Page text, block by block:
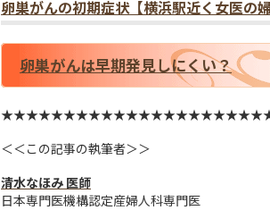
卵巣がんの初期症状【横浜駅近く女医の
卵巣がんは早期発見しにくい？
＜＜この記事の執筆者＞＞
清水なほみ 医師
日本専門医機構認定産婦人科専門医